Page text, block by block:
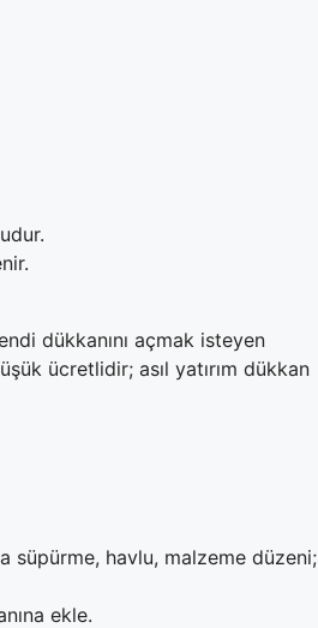
dükkanını açmak isteyen
ücretlidir; asıl yatırım dükkan
süpürme, havlu, malzeme düzeni;
ekle.